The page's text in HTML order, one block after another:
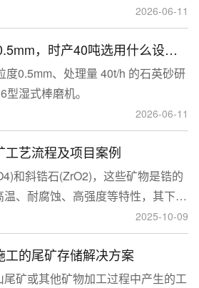
、研磨介质、运行参数、配套设备多
。
2026-06-11
石英砂3mm研磨至0.5mm，时产40吨选用什么设备？
度0.5mm、处理量 40t/h 的石英砂研
湿式棒磨机。
2026-06-11
艺流程及项目案例
和斜锆石(ZrO2)，这些矿物是锆的
、耐腐蚀、高强度等特性，其下游
、耐火材料、铸造、电子和化工等多
瓷和锆基合金中的需求不断增长。
2025-10-09
的尾矿存储解决方案
矿或其他矿物加工过程中产生的工